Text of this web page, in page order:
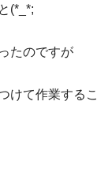
(*_*;
たのですが
けて作業するこ